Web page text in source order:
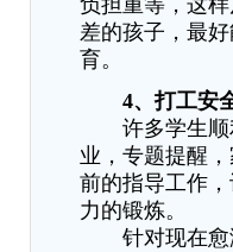
负担重等，这
差的孩子，最
育。
4、打工安
许多学生顺
业，专题提醒
前的指导工作
力的锻炼。
针对现在愈